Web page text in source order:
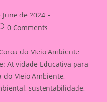
June de 2024
0 Comments
do Meio Ambiente
Atividade Educativa para
do Meio Ambiente,
sustentabilidade,